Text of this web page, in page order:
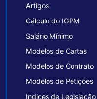
Artigos
Cálculo do IGPM
Salário Mínimo
Modelos de Cartas
Modelos de Contrato
Modelos de Petições
Indices de Legislação